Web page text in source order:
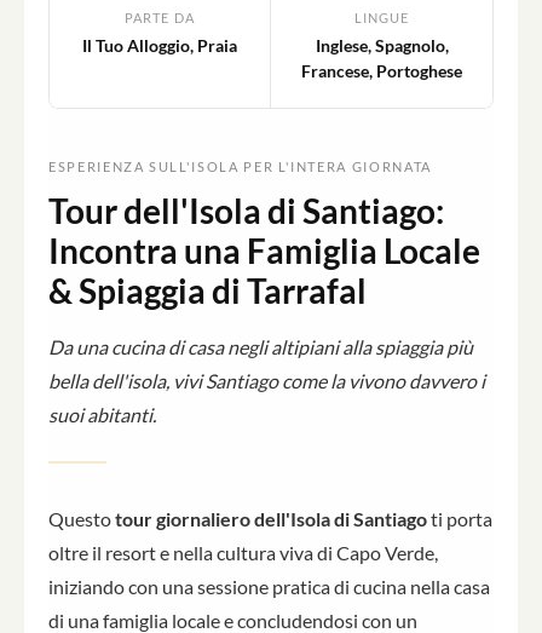
PARTE DA
Il Tuo Alloggio, Praia
LINGUE
Inglese, Spagnolo,
Francese, Portoghese
ESPERIENZA SULL'ISOLA PER L'INTERA GIORNATA
Tour dell'Isola di Santiago:
Incontra una Famiglia Locale
& Spiaggia di Tarrafal
Da una cucina di casa negli altipiani alla spiaggia più
bella dell'isola, vivi Santiago come la vivono davvero i
suoi abitanti.
Questotour giornaliero dell'Isola di Santiagoti porta
oltre il resort e nella cultura viva di Capo Verde,
iniziando con una sessione pratica di cucina nella casa
di una famiglia locale e concludendosi con un